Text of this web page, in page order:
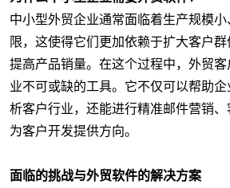
中小型外贸企业通常面临着生产规模
限，这使得它们更加依赖于扩大客户
提高产品销量。在这个过程中，外贸
业不可或缺的工具。它不仅可以帮助
析客户行业，还能进行精准邮件营销、
为客户开发提供方向。
面临的挑战与外贸软件的解决方案